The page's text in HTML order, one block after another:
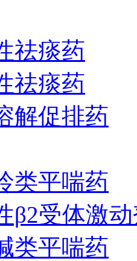
祛痰药
祛痰药
解促排药
类平喘药
β2受体激
类平喘药